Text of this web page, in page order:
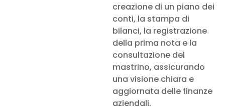
creazione di un piano dei
conti, la stampa di
bilanci, la registrazione
della prima nota e la
consultazione del
mastrino, assicurando
una visione chiara e
aggiornata delle finanze
aziendali.